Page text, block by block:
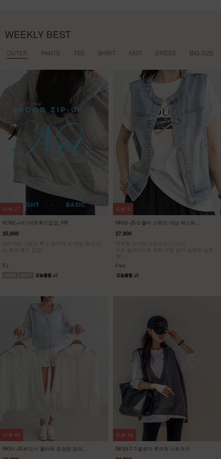
WEEKLY BEST
OUTER PANTS TEE SHIRT KNIT DRESS BIG-SIZE
KO62-J-01/네트후드집업_HR
25,900
[55-100] 가볍게 툭,시원하게 쓱,매일 찾게 되
는 썸머 후드 집업
F,L
리뷰 27
NK62-JS-2/폴터 스텐드 데님 베스트
27,900
캐주얼 노카라 라운드넥 디자인!
허리 절개선으로 부해 보임 없이 슬림한 실루
엣!
가볍게 툭- 걸쳐도 룩에 포인트!
Free
리뷰 2
NK61-JS-6/요시 플라워 초경량 점퍼
리뷰 48
NK33-T-7/클로아 루즈핏 니트조끼
리뷰 16